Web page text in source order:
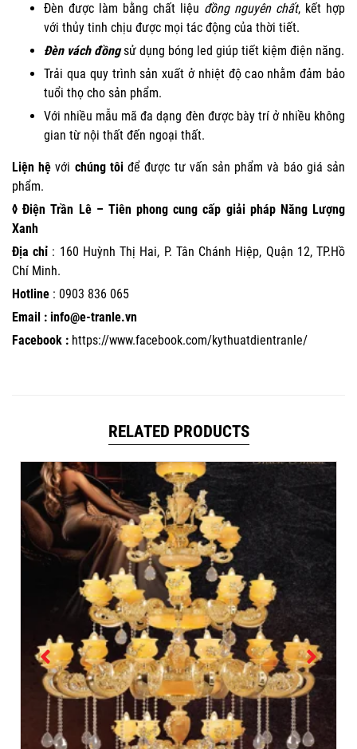
Đèn được làm bằng chất liệu đồng nguyên chất, kết hợp
với thủy tinh chịu được mọi tác động của thời tiết.
Đèn vách đồngsử dụng bóng led giúp tiết kiệm điện năng.
Trải qua quy trình sản xuất ở nhiệt độ cao nhằm đảm bảo
tuổi thọ cho sản phẩm.
Với nhiều mẫu mã đa dạng đèn được bày trí ở nhiều không
gian từ nội thất đến ngoại thất.
Liện hệ với chúng tôi để được tư vấn sản phẩm và báo giá sản
phẩm.
◊ Điện Trần Lê – Tiên phong cung cấp giải pháp Năng Lượng
Xanh
Địa chỉ : 160 Huỳnh Thị Hai, P. Tân Chánh Hiệp, Quận 12, TP.Hồ
Chí Minh.
Hotline : 0903 836 065
Email : info@e-tranle.vn
Facebook : https://www.facebook.com/kythuatdientranle/
RELATED PRODUCTS